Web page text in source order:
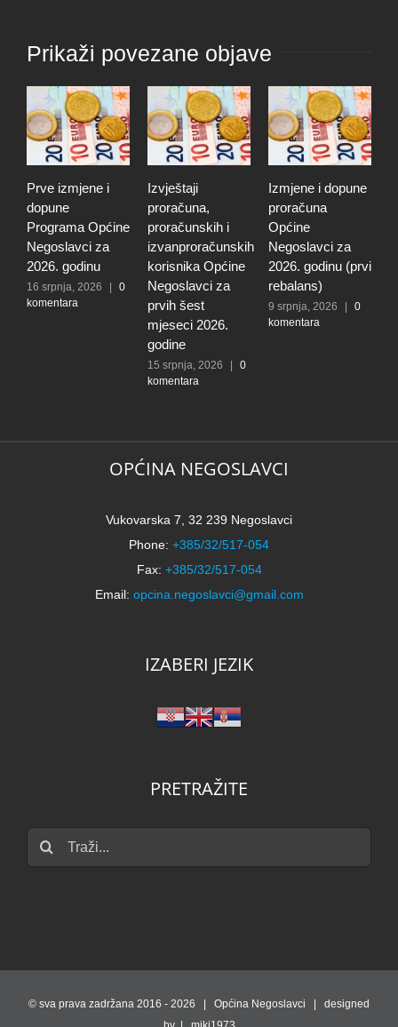
Prikaži povezane objave
Prve izmjene i
dopune
Programa Općine
Negoslavci za
2026. godinu
16 srpnja, 2026
0
komentara
Izvještaji
proračuna,
proračunskih i
izvanproračunskih
korisnika Općine
Negoslavci za
prvih šest
mjeseci 2026.
godine
15 srpnja, 2026
0
komentara
Izmjene i dopune
proračuna
Općine
Negoslavci za
2026. godinu (prvi
rebalans)
9 srpnja, 2026
0
komentara
OPĆINA NEGOSLAVCI
Vukovarska 7, 32 239 Negoslavci
Phone: +385/32/517-054
Fax: +385/32/517-054
Email: opcina.negoslavci@gmail.com
IZABERI JEZIK
PRETRAŽITE
Traži...
© sva prava zadržana 2016 - 2026 | Općina Negoslavci | designed